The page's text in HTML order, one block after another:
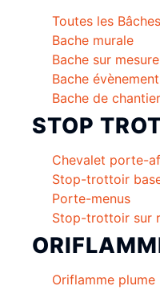
Toutes les Bâches
Bache murale
Bache sur mesure
Bache
Bache de chantier
STOP
Chevalet porte-
Stop-trottoir
Porte-menus
Stop-trottoir sur
Oriflamme plume